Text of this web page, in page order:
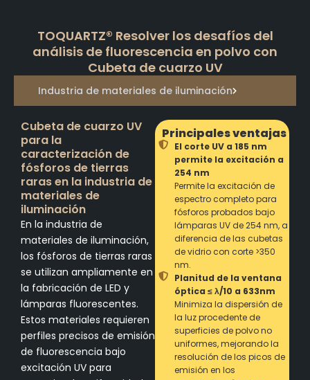
TOQUARTZ® Resolver los desafíos del
análisis de fluorescencia en polvo con
Cubeta de cuarzo UV
Industria de materiales de iluminación
Cubeta de cuarzo UV
para la
caracterización de
fósforos de tierras
raras en la industria de
materiales de
iluminación
En la industria de
materiales de iluminación,
los fósforos de tierras raras
se utilizan ampliamente en
la fabricación de LED y
lámparas fluorescentes.
Estos materiales requieren
perfiles precisos de emisión
de fluorescencia bajo
excitación UV para
Principales ventajas
El corte UV a 185 nm
permite la excitación a
254 nm
Permite la excitación de
espectro completo para
fósforos probados bajo
lámparas UV de 254 nm, a
diferencia de las cubetas
de vidrio con corte >350
nm.
Planitud de la ventana
óptica ≤ λ/10 a 633nm
Minimiza la dispersión de
la luz procedente de
superficies de polvo no
uniformes, mejorando la
resolución de los picos de
emisión en los